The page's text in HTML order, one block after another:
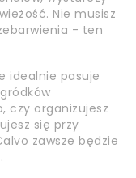
Nie musisz
- ten
idealnie pasuje
czy organizujesz
się przy
zawsze będzie